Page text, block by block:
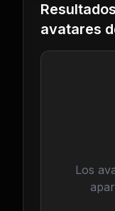
avatares
Los